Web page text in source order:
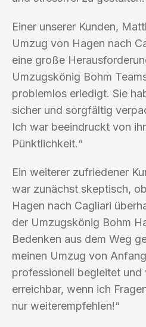
Einer unserer Kunden,
Umzug von Hagen nach
eine große
Umzugskönig Bohm
problemlos erledigt. Sie
sicher und sorgfältig
Ich war beeindruckt von
Pünktlichkeit.“
Ein weiterer zufriedener
war zunächst skeptisch,
Hagen nach Cagliari
der Umzugskönig Bohm
Bedenken aus dem Weg
meinen Umzug von
professionell begleitet und
erreichbar, wenn ich
nur weiterempfehlen!“